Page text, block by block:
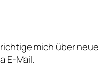
mich über neue
E-Mail.